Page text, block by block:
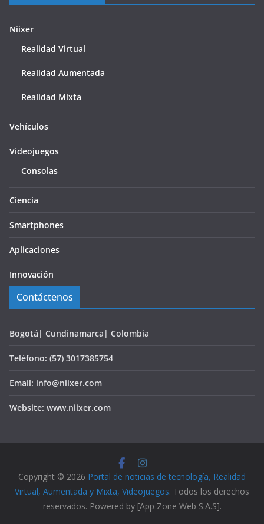
Niixer
Realidad Virtual
Realidad Aumentada
Realidad Mixta
Vehículos
Videojuegos
Consolas
Ciencia
Smartphones
Aplicaciones
Innovación
Contáctenos
Bogotá| Cundinamarca| Colombia
Teléfono: (57) 3017385754
Email: info@niixer.com
Website: www.niixer.com
Copyright © 2026 Portal de noticias de tecnología, Realidad
Virtual, Aumentada y Mixta, Videojuegos. Todos los derechos
reservados. Powered by [App Zone Web S.A.S].